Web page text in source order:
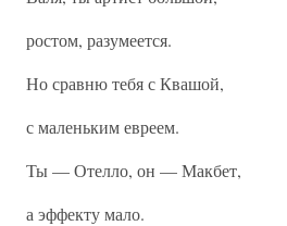
ростом, разумеется.
Но сравню тебя с Квашой,
с маленьким евреем.
Ты — Отелло, он — Макбет,
а эффекту мало.